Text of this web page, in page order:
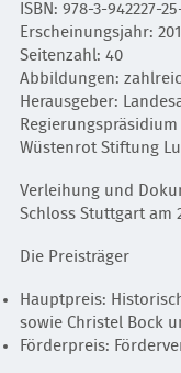
ISBN: 978-3-942227-
Erscheinungsjahr:
Seitenzahl: 40
Abbildungen:
Herausgeber:
Wüstenrot Stiftung
Verleihung und
Schloss Stuttgart am
Die Preisträger
Hauptpreis:
sowie Christel Bock
Förderpreis: